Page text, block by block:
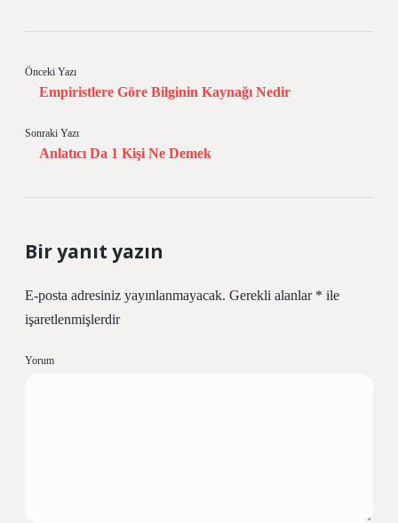
Önceki Yazı
Empiristlere Göre Bilginin Kaynağı Nedir
Sonraki Yazı
Anlatıcı Da 1 Kişi Ne Demek
Bir yanıt yazın
E-posta adresiniz yayınlanmayacak. Gerekli alanlar * ile
işaretlenmişlerdir
Yorum